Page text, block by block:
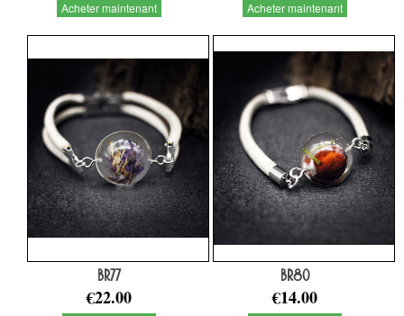
Acheter maintenant
Acheter maintenant
BR77
€22.00
BR80
€14.00